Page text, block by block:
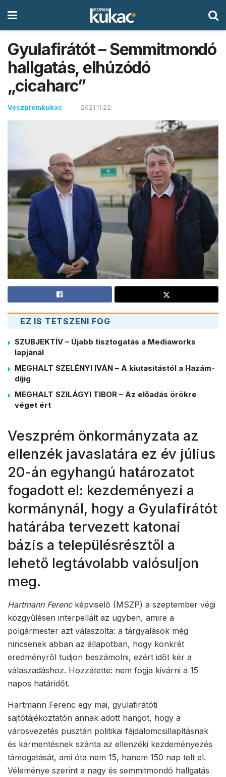
Gyulafirátót – Semmitmondó
hallgatás, elhúzódó
„cicaharc”
Veszpremkukac 2021.11.22.
EZ IS TETSZENI FOG
SZUBJEKTÍV – Újabb tisztogatás a Mediaworks
lapjánál
MEGHALT SZELÉNYI IVÁN – A kiutasítástól a Hazám-
díjig
MEGHALT SZILÁGYI TIBOR – Az előadás örökre
véget ért
Veszprém önkormányzata az
ellenzék javaslatára ez év július
20-án egyhangú határozatot
fogadott el: kezdeményezi a
kormánynál, hogy a Gyulafirátót
határába tervezett katonai
bázis a településrésztől a
lehető legtávolabb valósuljon
meg.
Hartmann Ferenc képviselő (MSZP) a szeptember végi
közgyűlésen interpellált az ügyben, amire a
polgármester azt válaszolta: a tárgyalások még
nincsenek abban az állapotban, hogy konkrét
eredményről tudjon beszámolni, ezért időt kér a
válaszadáshoz. Hozzátette: nem fogja kivárni a 15
napos határidőt.
Hartmann Ferenc egy mai, gyulafirátóti
sajtótájékoztatón annak adott hangot, hogy a
városvezetés pusztán politikai fájdalomcsillapításnak
és kármentésnek szánta az ellenzéki kezdeményezés
támogatását, ami óta nem 15, hanem 150 nap telt el.
Véleménye szerint a nagy és semmitmondó hallgatás